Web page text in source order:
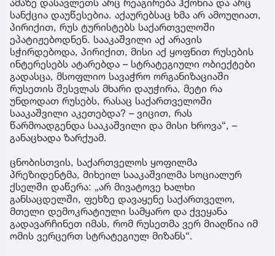
სანქცია დაუწესებია. აქაურებსაც ხმა არ ამოუღიათ,
პირიქით, რუს ტურისტებს საქართველოში
ეპატიჟებოდნენ. სააკაშვილი აქ არავის
სჭირდებოდა, პირიქით, მისი აქ ყოფნით რუსების
ინტერესებს ატარებდა – სტრატეგიული ობიექტები
გადასცა, მსოფლიო სავაჭრო ორგანიზაციაში
რუსეთის შესვლას მხარი დაუჭირა, მეტი რა
უნდოდათ რუსებს, რასაც საქართველოში
სააკაშვილი აკეთებდა? – ვიცით, რას
წარმოადგენდა სააკაშვილი და მისი ხროვა“, –
განაცხადა ზარქუამ.
ცნობისთვის, საქართველოს ყოფილმა
პრეზიდენტმა, მიხეილ სააკაშვილმა სოციალურ
ქსელში დაწერა: „არ მივატოვე ხალხი
განსაცდელში, ფეხზე დავაყენე საქართველო,
მთელი დემოკრატიული სამყარო და ქვეყანა
გადავარჩინეთ იმას, რომ რუსეთმა ვერ მიაღწია იმ
ომის ვერცერთ სტრატეგიულ მიზანს“.